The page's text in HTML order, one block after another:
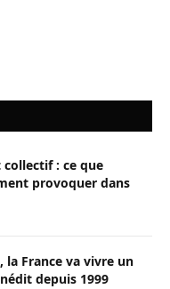
: ce que
provoquer dans
la France va vivre un
depuis 1999